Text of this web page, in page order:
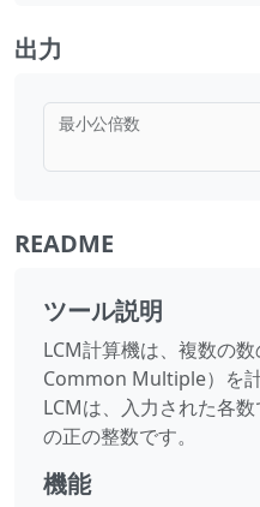
出力
最小公倍数
README
ツール説明
LCM計算機は、複数の
Common Multiple）を計
LCMは、入力された各
の正の整数です。
機能